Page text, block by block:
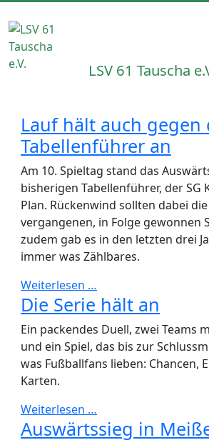
LSV 61 Tauscha
Lauf hält auch gegen
Tabellenführer an
Am 10. Spieltag stand das
bisherigen Tabellenführer, der SG
Plan. Rückenwind sollten dabei
vergangenen, in Folge gewonnen
zudem gab es in den letzten drei
immer was Zählbares.
Weiterlesen …
Die Serie hält an
Ein packendes Duell, zwei Teams
und ein Spiel, das bis zur
was Fußballfans lieben: Chancen,
Karten.
Weiterlesen …
Auswärtssieg in